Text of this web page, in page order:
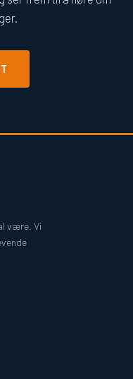
være. Vi